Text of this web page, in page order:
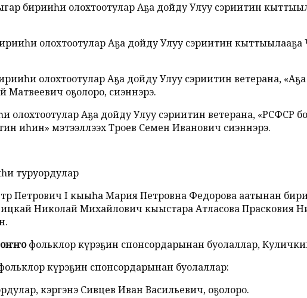
бирииһи олохтоотулар Аҕа дойду Улуу сэриитин
олохтоотулар Аҕа дойду Улуу сэриитин
олохтоотулар Аҕа дойду Улуу сэриитин ветерана,
оҕолоро, сиэннэрэ.
Аҕа дойду Улуу сэриитин ветерана, «РСФСР
иһин» мэтээллээх Троев Семен Иванович сиэннэрэ.
туруордулар
Петрович I кыыһа Мария Петровна Федорова аатынан
Николай Михайлович кыыстара Атласова Прасковия
фольклор күрэҕин спонсордарынан буолаллар,
күрэҕин спонсордарынан буолаллар:
кэргэнэ Сивцев Иван Васильевич, оҕолоро.